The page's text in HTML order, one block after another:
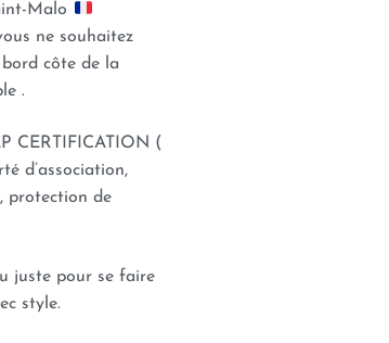
Malo
ne souhaitez
côte de la
.
CERTIFICATION (
d’association,
protection de
juste pour se faire
style.